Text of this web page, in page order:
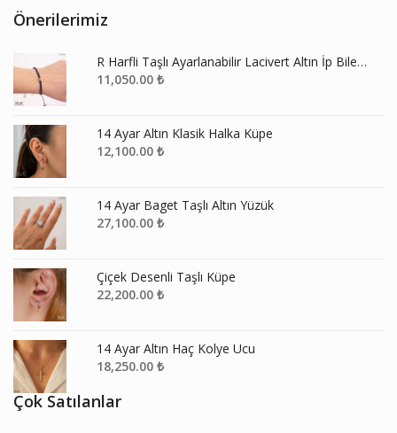
Önerilerimiz
R Harfli Taşlı Ayarlanabilir Lacivert Altın İp Bileklik
11,050.00 ₺
14 Ayar Altın Klasik Halka Küpe
12,100.00 ₺
14 Ayar Baget Taşlı Altın Yüzük
27,100.00 ₺
Çiçek Desenli Taşlı Küpe
22,200.00 ₺
14 Ayar Altın Haç Kolye Ucu
18,250.00 ₺
Çok Satılanlar